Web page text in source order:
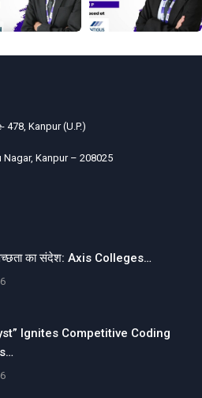
478, Kanpur (U.P.)
Kanpur – 208025
का संदेश: Axis Colleges…
Ignites Competitive Coding